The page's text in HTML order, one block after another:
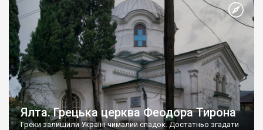
Ялта. Грецька церква Феодора Тирона
Греки залишили Україні чималий спадок. Достатньо згадати